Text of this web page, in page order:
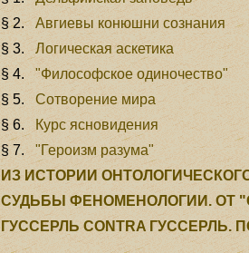
§ 2.Авгиевы конюшни сознания
§ 3. Логическая аскетика
§ 4."Философское одиночество"
§ 5. Сотворение мира
§ 6.
Курс ясновидения
§ 7. "Героизм разума"
ИЗ ИСТОРИИ
СУДЬБЫ ФЕНОМЕНОЛОГИИ. ОТ
ГУССЕРЛЬ CONTRA ГУССЕРЛЬ.